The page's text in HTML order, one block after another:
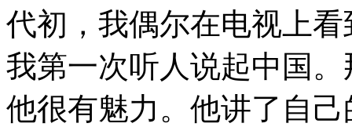
代初，我偶尔在电视上
我第一次听人说起中国
他很有魅力。他讲了自